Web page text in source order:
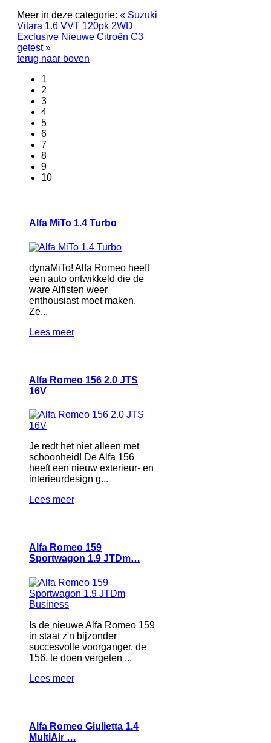
Meer in deze categorie: « Suzuki
Vitara 1.6 VVT 120pk 2WD
Exclusive Nieuwe Citroën C3
getest »
terug naar boven
1
2
3
4
5
6
7
8
9
10
Alfa MiTo 1.4 Turbo
dynaMiTo! Alfa Romeo heeft
een auto ontwikkeld die de
ware Alfisten weer
enthousiast moet maken.
Ze...
Lees meer
Alfa Romeo 156 2.0 JTS
16V
Je redt het niet alleen met
schoonheid! De Alfa 156
heeft een nieuw exterieur- en
interieurdesign g...
Lees meer
Alfa Romeo 159
Sportwagon 1.9 JTDm…
Is de nieuwe Alfa Romeo 159
in staat z'n bijzonder
succesvolle voorganger, de
156, te doen vergeten ...
Lees meer
Alfa Romeo Giulietta 1.4
MultiAir …